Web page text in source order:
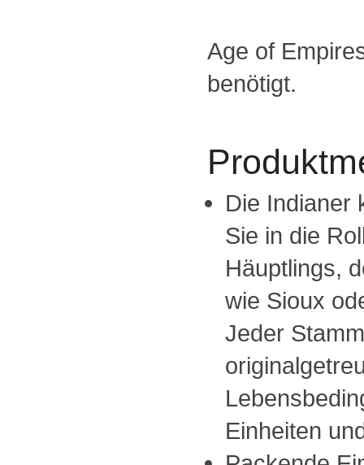
Age of
benötigt.
Die Indianer
Sie in die
Häuptlings,
wie Sioux
Jeder
Einheiten